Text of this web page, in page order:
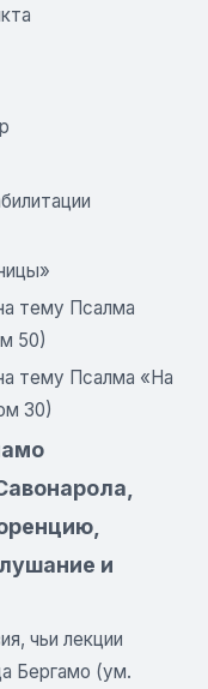
тему Псалма
50)
тему Псалма «На
30)
и
чьи лекции
Бергамо (ум.